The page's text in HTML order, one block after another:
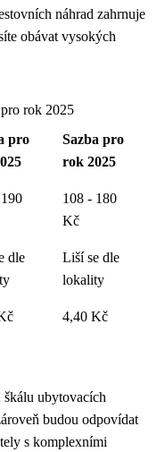
náhrad zahrnuje
obávat vysokých
rok 2025
pro
Sazba pro
rok 2025
108 - 180
Kč
dle
Liší se dle
lokality
4,40 Kč
škálu ubytovacích
budou odpovídat
s komplexními